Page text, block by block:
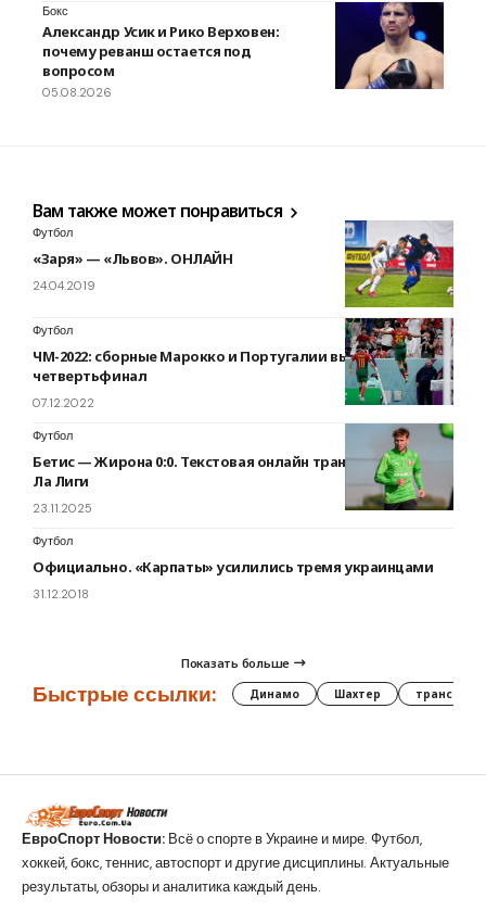
Бокс
Александр Усик и Рико Верховен:
почему реванш остается под
вопросом
05.08.2026
Вам также может понравиться
Футбол
«Заря» — «Львов». ОНЛАЙН
24.04.2019
Футбол
ЧМ-2022: сборные Марокко и Португалии вышли в
четвертьфинал
07.12.2022
Футбол
Бетис — Жирона 0:0. Текстовая онлайн трансляция матча
Ла Лиги
23.11.2025
Футбол
Официально. «Карпаты» усилились тремя украинцами
31.12.2018
Показать больше
Быстрые ссылки: Динамо Шахтер трансферы
ЕвроСпорт Новости: Всё о спорте в Украине и мире. Футбол,
хоккей, бокс, теннис, автоспорт и другие дисциплины. Актуальные
результаты, обзоры и аналитика каждый день.